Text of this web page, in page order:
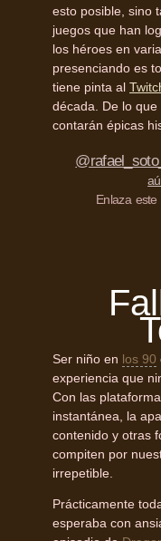
esto posible, sino
juegos que han
los héroes en
presenciando es
tiene pinta al
década. De lo
contarán épicas
@rafael_soto_
Enlaza
Ser niño en los 90
experiencia que
Con las
instantánea, la
contenido y otras
compiten por
irrepetible.
Prácticamente
esperaba con